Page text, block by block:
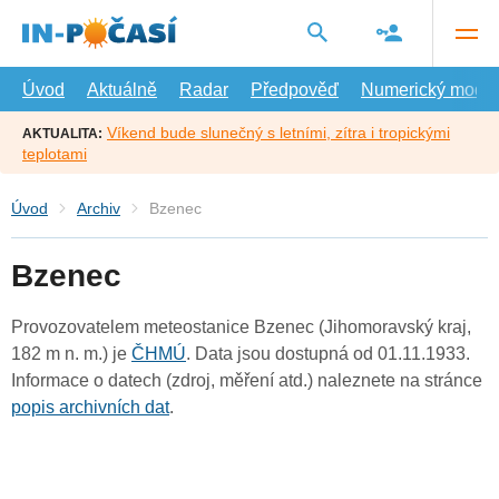
hlavní
Úvod
Aktuálně Radar Předpověď Numerický model
AKTUALITA: Víkend bude slunečný s letními, zítra i tropickými
teplotami
Úvod Archiv Bzenec
Bzenec
Provozovatelem meteostanice Bzenec (Jihomoravský kraj,
182 m n. m.) je ČHMÚ. Data jsou dostupná od 01.11.1933.
Informace o datech (zdroj, měření atd.) naleznete na stránce
popis archivních dat.